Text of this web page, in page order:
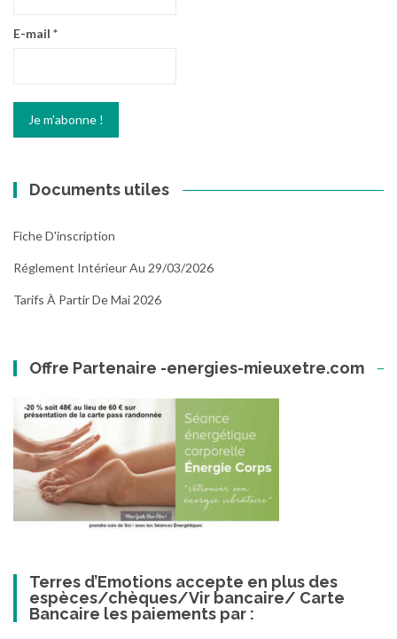
E-mail *
Documents utiles
Fiche D'inscription
Réglement Intérieur Au 29/03/2026
Tarifs À Partir De Mai 2026
Offre Partenaire -energies-mieuxetre.com
Terres d’Emotions accepte en plus des
espèces/chèques/Vir bancaire/ Carte
Bancaire les paiements par :